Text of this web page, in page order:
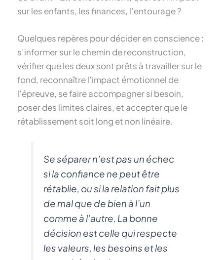
sur les enfants, les finances, l’entourage ?
Quelques repères pour décider en conscience :
s’informer sur le chemin de reconstruction,
vérifier que les deux sont prêts à travailler sur le
fond, reconnaître l’impact émotionnel de
l’épreuve, se faire accompagner si besoin,
poser des limites claires, et accepter que le
rétablissement soit long et non linéaire.
Se séparer n’est pas un échec
si la confiance ne peut être
rétablie, ou si la relation fait plus
de mal que de bien à l’un
comme à l’autre. La bonne
décision est celle qui respecte
les valeurs, les besoins et les